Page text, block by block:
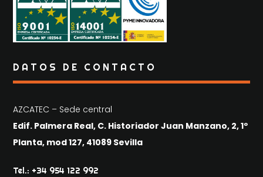
DATOS DE CONTACTO
AZCATEC – Sede central
Edif. Palmera Real, C. Historiador Juan Manzano, 2, 1º
Planta, mod 127, 41089 Sevilla
Tel.: +34 954 122 992